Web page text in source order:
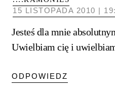
15 LISTOPADA 2010 |
Jesteś dla mnie
Uwielbiam cię i
ODPOWIEDZ